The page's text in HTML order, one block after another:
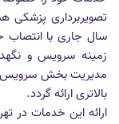
تصویربرداری پزشکی
سال جاری با انتصاب
زمینه سرویس و
مدیریت بخش سرویس
بالاتری ارائه گردد.